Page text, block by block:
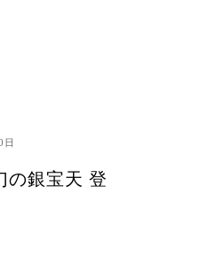
日
の銀宝天 登